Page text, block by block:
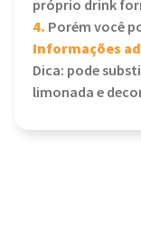
próprio drink
4. Porém você
Informações
Dica: pode
limonada e